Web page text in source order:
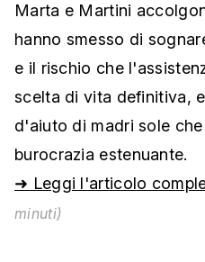
Marta e Martini
hanno smesso di
e il rischio che
scelta di vita definitiva,
d'aiuto di madri sole
burocrazia estenuante.
➜ Leggi l'articolo
minuti)